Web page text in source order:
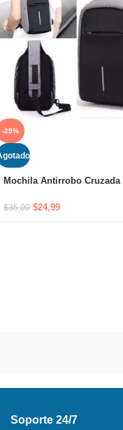
-29%
Mochila Antirrobo Cruzada
USB y Cierre Oculto
$35,00 $24,99
Soporte 24/7